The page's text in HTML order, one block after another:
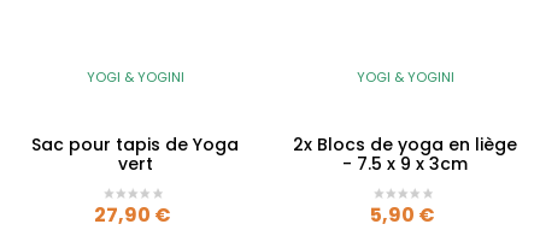
YOGI & YOGINI
Sac pour tapis de Yoga
vert
Prix
27,90 €
YOGI & YOGINI
2x Blocs de yoga en liège
- 7.5 x 9 x 3cm
Prix
5,90 €